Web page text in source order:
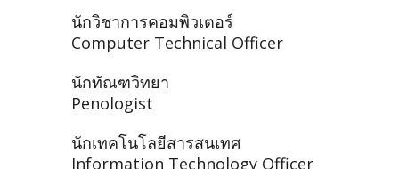
นักวิชาการคอมพิวเตอร์
Computer Technical Officer
นักทัณฑวิทยา
Penologist
นักเทคโนโลยีสารสนเทศ
Information Technology Officer